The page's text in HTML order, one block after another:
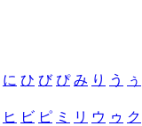
に ひ び ぴ み り う ぅ
ヒ ビ ピ ミ リ ウ ゥ ク